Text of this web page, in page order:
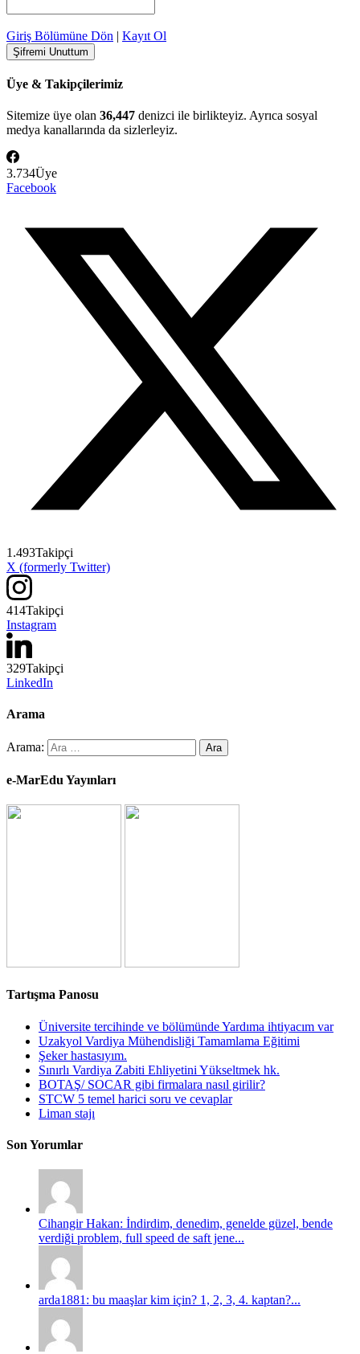
Giriş Bölümüne Dön | Kayıt Ol
Üye & Takipçilerimiz
Sitemize üye olan 36,447 denizci ile birlikteyiz. Ayrıca sosyal
medya kanallarında da sizlerleyiz.
3.734Üye
Facebook
1.493Takipçi
X (formerly Twitter)
414Takipçi
Instagram
329Takipçi
LinkedIn
Arama
Arama:
e-MarEdu Yayınları
Tartışma Panosu
Üniversite tercihinde ve bölümünde Yardıma ihtiyacım var
Uzakyol Vardiya Mühendisliği Tamamlama Eğitimi
Şeker hastasıyım.
Sınırlı Vardiya Zabiti Ehliyetini Yükseltmek hk.
BOTAŞ/ SOCAR gibi firmalara nasıl girilir?
STCW 5 temel harici soru ve cevaplar
Liman stajı
Son Yorumlar
Cihangir Hakan: İndirdim, denedim, genelde güzel, bende
verdiği problem, full speed de saft jene...
arda1881: bu maaşlar kim için? 1, 2, 3, 4. kaptan?...